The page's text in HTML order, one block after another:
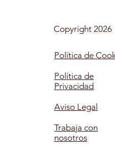
MAQUILLAJE
MONITOR
Copyright 2026
Política de
Política de
Privacidad
Aviso Legal
Trabaja con
nosotros